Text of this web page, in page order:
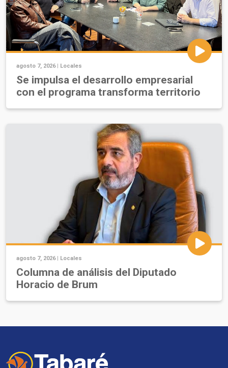
agosto 7, 2026 | Locales
Se impulsa el desarrollo empresarial
con el programa transforma territorio
agosto 7, 2026 | Locales
Columna de análisis del Diputado
Horacio de Brum